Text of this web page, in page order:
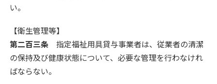
い。
【衛生管理等】
第二百三条 指定福祉用具貸与事業者は、従業者の清潔
の保持及び健康状態について、必要な管理を行わなけれ
ばならない。